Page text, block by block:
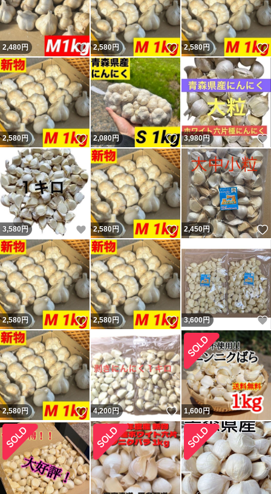
2,480円 いいね！
2,580円 いいね！
2,580円
2,580円 いいね！
2,080円 いいね！
3,980円
3,580円 いいね！
2,580円 いいね！
2,450円
2,580円 いいね！
2,580円 いいね！
3,600円
2,580円 いいね！
4,200円 いいね！
1,600円